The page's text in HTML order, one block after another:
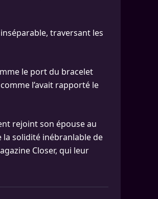
traversant les
le port du bracelet
l’avait rapporté le
rejoint son épouse au
la solidité inébranlable de
Closer, qui leur